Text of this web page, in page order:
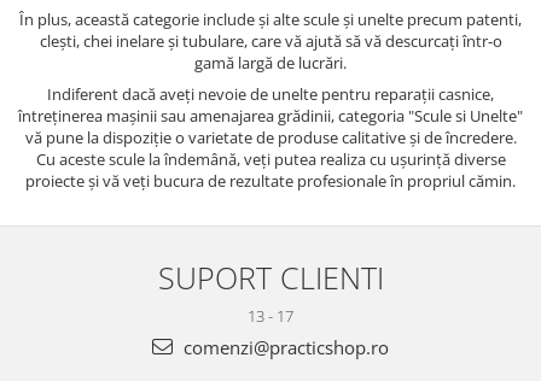
În plus, această categorie include și alte scule și unelte precum patenti,
clești, chei inelare și tubulare, care vă ajută să vă descurcați într-o
gamă largă de lucrări.
Indiferent dacă aveți nevoie de unelte pentru reparații casnice,
întreținerea mașinii sau amenajarea grădinii, categoria "Scule si Unelte"
vă pune la dispoziție o varietate de produse calitative și de încredere.
Cu aceste scule la îndemână, veți putea realiza cu ușurință diverse
proiecte și vă veți bucura de rezultate profesionale în propriul cămin.
SUPORT CLIENTI
13 - 17
comenzi@practicshop.ro